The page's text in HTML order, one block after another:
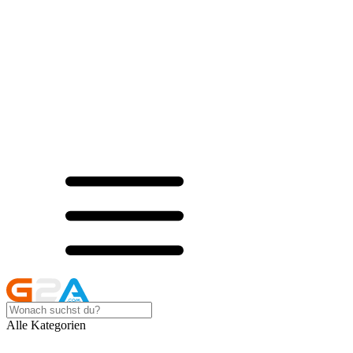
Alle Kategorien